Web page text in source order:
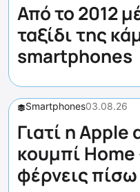
Από το 2012
ταξίδι της
smartphones
Smartphones03.08.26
Γιατί η Apple
κουμπί
φέρνεις πίσω